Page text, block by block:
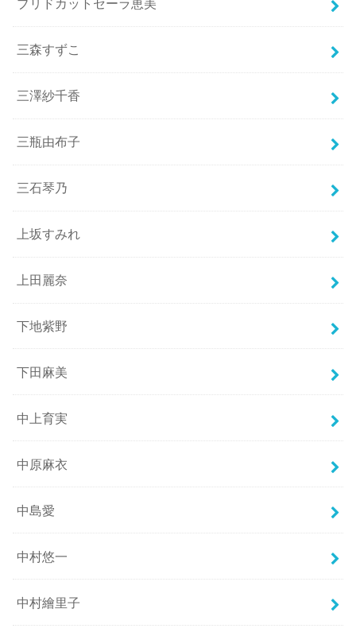
ブリドカットセーラ恵美
三森すずこ
三澤紗千香
三瓶由布子
三石琴乃
上坂すみれ
上田麗奈
下地紫野
下田麻美
中上育実
中原麻衣
中島愛
中村悠一
中村繪里子